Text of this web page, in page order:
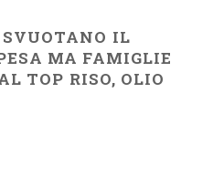
IL
MA FAMIGLIE
TOP RISO, OLIO